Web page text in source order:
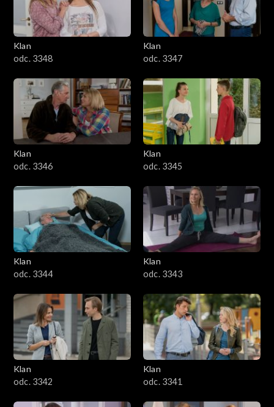
Klan
odc. 3348
Klan
odc. 3347
Klan
odc. 3346
Klan
odc. 3345
Klan
odc. 3344
Klan
odc. 3343
Klan
odc. 3342
Klan
odc. 3341